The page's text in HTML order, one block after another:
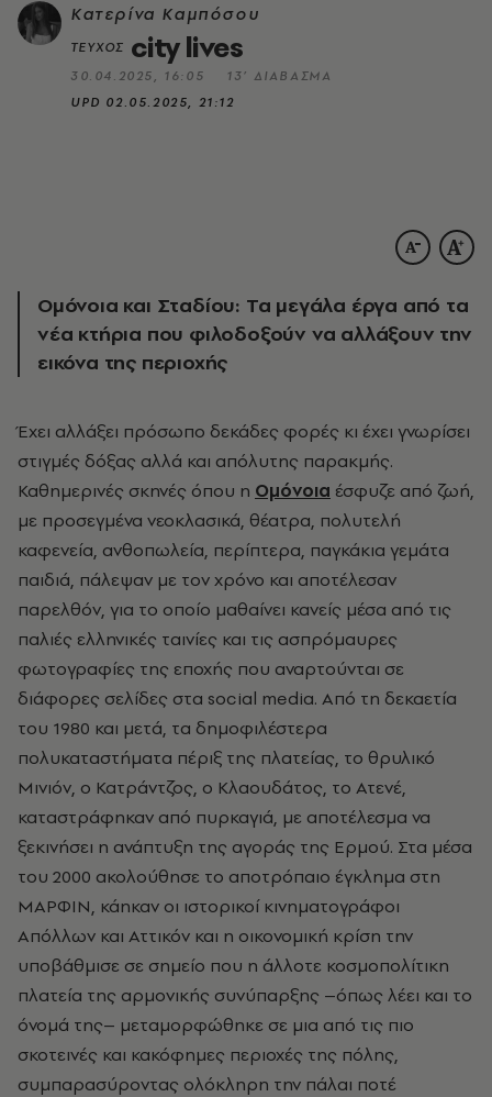
Κατερίνα Καμπόσου
ΤΕΥΧΟΣ city lives
30.04.2025, 16:05
13’ ΔΙΑΒΑΣΜΑ
UPD 02.05.2025, 21:12
Ομόνοια και Σταδίου: Τα μεγάλα έργα από τα
νέα κτήρια που φιλοδοξούν να αλλάξουν την
εικόνα της περιοχής
Έχει αλλάξει πρόσωπο δεκάδες φορές κι έχει γνωρίσει
στιγμές δόξας αλλά και απόλυτης παρακμής.
Καθημερινές σκηνές όπου η Ομόνοια έσφυζε από ζωή,
με προσεγμένα νεοκλασικά, θέατρα, πολυτελή
καφενεία, ανθοπωλεία, περίπτερα, παγκάκια γεμάτα
παιδιά, πάλεψαν με τον χρόνο και αποτέλεσαν
παρελθόν, για το οποίο μαθαίνει κανείς μέσα από τις
παλιές ελληνικές ταινίες και τις ασπρόμαυρες
φωτογραφίες της εποχής που αναρτούνται σε
διάφορες σελίδες στα social media. Από τη δεκαετία
του 1980 και μετά, τα δημοφιλέστερα
πολυκαταστήματα πέριξ της πλατείας, το θρυλικό
Μινιόν, ο Κατράντζος, ο Κλαουδάτος, το Ατενέ,
καταστράφηκαν από πυρκαγιά, με αποτέλεσμα να
ξεκινήσει η ανάπτυξη της αγοράς της Ερμού. Στα μέσα
του 2000 ακολούθησε το αποτρόπαιο έγκλημα στη
ΜΑΡΦΙΝ, κάηκαν οι ιστορικοί κινηματογράφοι
Απόλλων και Αττικόν και η οικονομική κρίση την
υποβάθμισε σε σημείο που η άλλοτε κοσμοπολίτικη
πλατεία της αρμονικής συνύπαρξης –όπως λέει και το
όνομά της– μεταμορφώθηκε σε μια από τις πιο
σκοτεινές και κακόφημες περιοχές της πόλης,
συμπαρασύροντας ολόκληρη την πάλαι ποτέ